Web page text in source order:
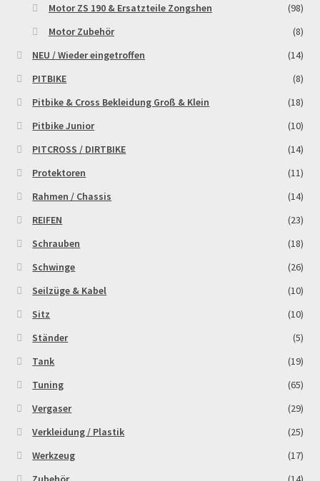
Motor ZS 190 & Ersatzteile Zongshen
(98)
Motor Zubehör
(8)
NEU / Wieder eingetroffen
(14)
PITBIKE
(8)
Pitbike & Cross Bekleidung Groß & Klein
(18)
Pitbike Junior
(10)
PITCROSS / DIRTBIKE
(14)
Protektoren
(11)
Rahmen / Chassis
(14)
REIFEN
(23)
Schrauben
(18)
Schwinge
(26)
Seilzüge & Kabel
(10)
Sitz
(10)
Ständer
(5)
Tank
(19)
Tuning
(65)
Vergaser
(29)
Verkleidung / Plastik
(25)
Werkzeug
(17)